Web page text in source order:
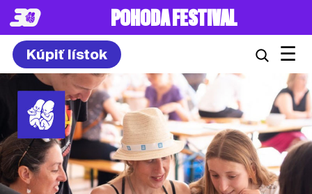
POHODA FESTIVAL
Kúpiť lístok ☰